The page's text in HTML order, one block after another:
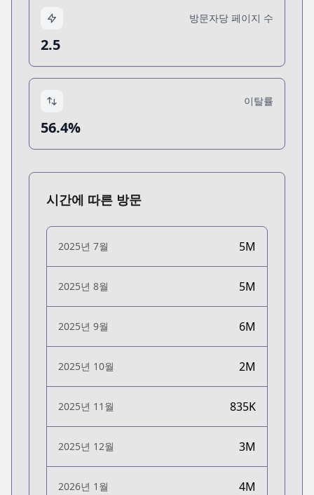
방문자당 페이지 수
2.5
이탈률
56.4%
시간에 따른 방문
2025년 7월 5M
2025년 8월 5M
2025년 9월 6M
2025년 10월 2M
2025년 11월 835K
2025년 12월 3M
2026년 1월 4M